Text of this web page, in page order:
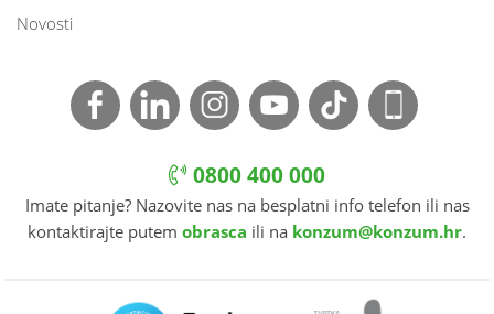
Novosti
0800 400 000
Imate pitanje? Nazovite nas na besplatni info telefon ili nas
kontaktirajte putem obrasca ili na konzum@konzum.hr.